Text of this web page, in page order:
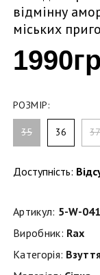
відмінну
міських
РОЗМІР:
35 36 37
Доступність:
Артикул: 5-W-
Виробник: Rax
Категорія: